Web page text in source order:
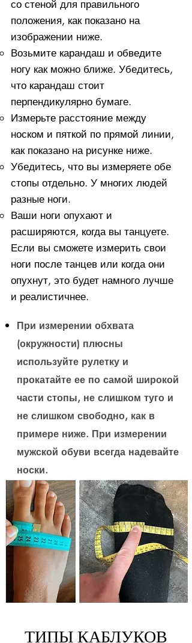
со стеной для правильного
положения, как показано на
изображении ниже.
Возьмите карандаш и обведите
ногу как можно ближе. Убедитесь,
что карандаш стоит
перпендикулярно бумаге.
Измерьте расстояние между
носком и пяткой по прямой линии,
как показано на рисунке ниже.
Убедитесь, что вы измеряете обе
стопы отдельно. У многих людей
разные ноги.
Ваши ноги опухают и
расширяются, когда вы танцуете.
Если вы сможете измерить свои
ноги после танцев или когда они
опухнут, это будет намного лучше
и реалистичнее.
При измерении обхвата
(окружности) плюсны
используйте рулетку и
прокатайте ее по самой широкой
части стопы, не слишком туго и
не слишком свободно, как в
примере ниже. При измерении
мужской обуви всегда надевайте
носки.
ТИПЫ КАБЛУКОВ